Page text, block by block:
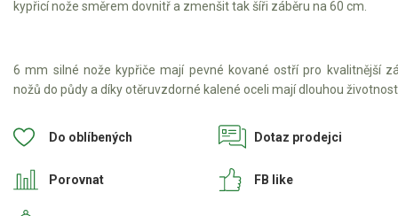
VARI šrotovné a ekodotace
Sněhové frézy
Vertikutátory
kypřicí nože směrem dovnitř a zmenšit tak šíři záběru na 60 cm.
6 mm silné nože kypřiče mají pevné kované ostří pro kvalitnější
nožů do půdy a díky otěruvzdorné kalené oceli mají dlouhou
Do oblíbených
Porovnat
Dotaz prodejci
FB like